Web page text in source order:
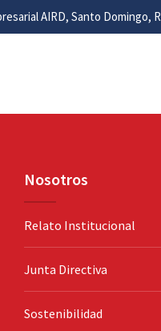
AIRD, Santo Domingo,
Nosotros
Relato Institucional
Junta Directiva
Sostenibilidad